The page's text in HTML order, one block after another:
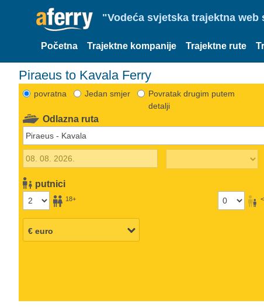
"Vodeća svjetska trajektna
Početna Trajektne kompanije Trajektne rute
Piraeus to Kavala Ferry
povratna Jedan smjer
Povratak drugim putem
detalji
Odlazna ruta
putnici
18+